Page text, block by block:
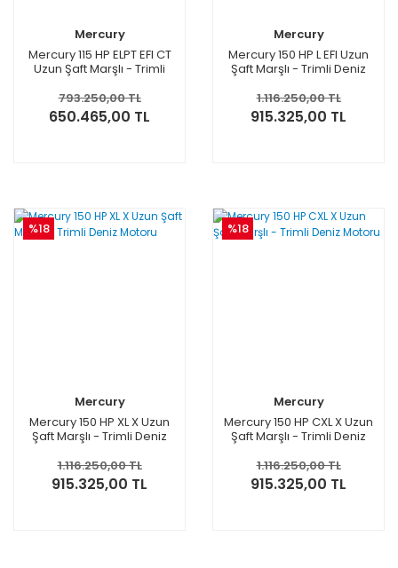
Mercury
Mercury 115 HP ELPT EFI CT
Uzun Şaft Marşlı - Trimli
793.250,00 TL
650.465,00 TL
Mercury
Mercury 150 HP L EFI Uzun
Şaft Marşlı - Trimli Deniz
1.116.250,00 TL
915.325,00 TL
%18
Mercury
Mercury 150 HP XL X Uzun
Şaft Marşlı - Trimli Deniz
1.116.250,00 TL
915.325,00 TL
%18
Mercury
Mercury 150 HP CXL X Uzun
Şaft Marşlı - Trimli Deniz
1.116.250,00 TL
915.325,00 TL